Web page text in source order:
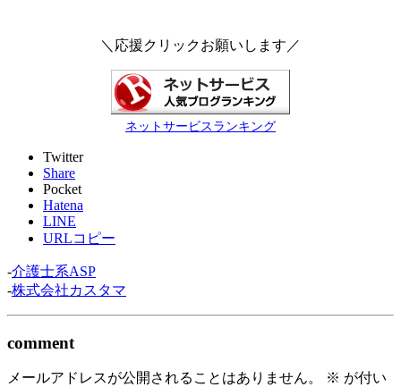
＼応援クリックお願いします／
ネットサービスランキング
Twitter
Share
Pocket
Hatena
LINE
URLコピー
-介護士系ASP
-株式会社カスタマ
comment
メールアドレスが公開されることはありません。 ※ が付い